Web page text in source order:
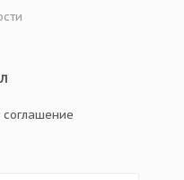
соглашение